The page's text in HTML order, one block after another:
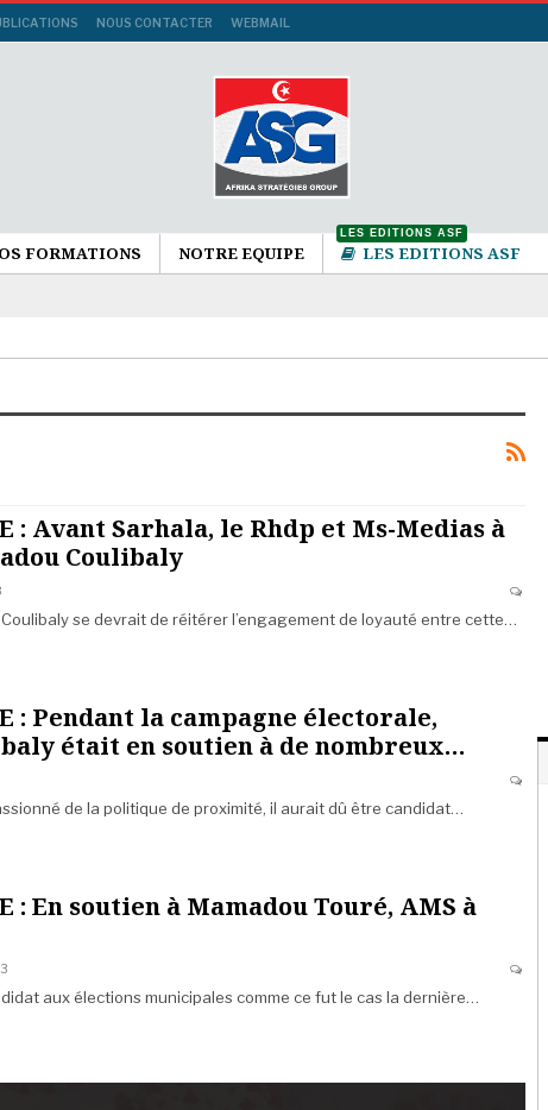
NOUS CONTACTER WEBMAIL
FORMATIONS NOTRE EQUIPE LES EDITIONS ASF
LES EDITIONS ASF
: Avant Sarhala, le Rhdp et Ms-Medias à
Coulibaly
se devrait de réitérer l’engagement de loyauté entre cette…
: Pendant la campagne électorale,
était en soutien à de nombreux…
de la politique de proximité, il aurait dû être candidat…
: En soutien à Mamadou Touré, AMS à
aux élections municipales comme ce fut le cas la dernière…